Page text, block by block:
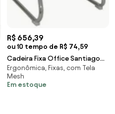
R$ 656,39
ou 10 tempo de R$ 74,59
Cadeira Fixa Office Santiago
Preto R02 - D'Rossi
Ergonômica, Fixas, com Tela
Mesh
Em estoque